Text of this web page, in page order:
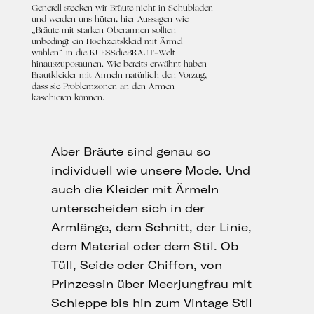
Generell stecken wir Bräute nicht in Schubladen
und werden uns hüten, hier Aussagen wie
„Bräute mit starken Oberarmen sollten
unbedingt ein Hochzeitskleid mit Ärmel
wählen“ in die KUESSdieBRAUT-Welt
hinauszuposaunen. Wie bereits erwähnt haben
Brautkleider mit Ärmeln natürlich den Vorzug,
dass sie Problemzonen an den Armen
kaschieren können.
Aber Bräute sind genau so
individuell wie unsere Mode. Und
auch die Kleider mit Ärmeln
unterscheiden sich in der
Armlänge, dem Schnitt, der Linie,
dem Material oder dem Stil. Ob
Tüll, Seide oder Chiffon, von
Prinzessin über Meerjungfrau mit
Schleppe bis hin zum Vintage Stil